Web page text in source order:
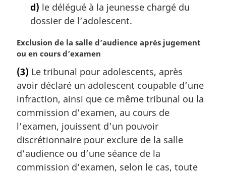
d) le délégué à la jeunesse chargé du
dossier de l’adolescent.
N
o
e
m
a
r
i
n
a
l
Exclusion de la salle d’audience après jugement
ou en cours d’examen
(3) Le tribunal pour adolescents, après
avoir déclaré un adolescent coupable d’une
infraction, ainsi que ce même tribunal ou la
commission d’examen, au cours de
l’examen, jouissent d’un pouvoir
discrétionnaire pour exclure de la salle
d’audience ou d’une séance de la
commission d’examen, selon le cas, toute